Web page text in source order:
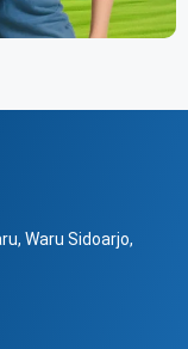
Waru Sidoarjo,